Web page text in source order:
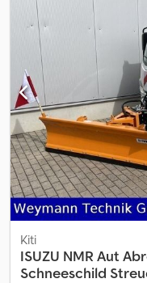
Kiti
ISUZU NMR Aut
Schneeschild